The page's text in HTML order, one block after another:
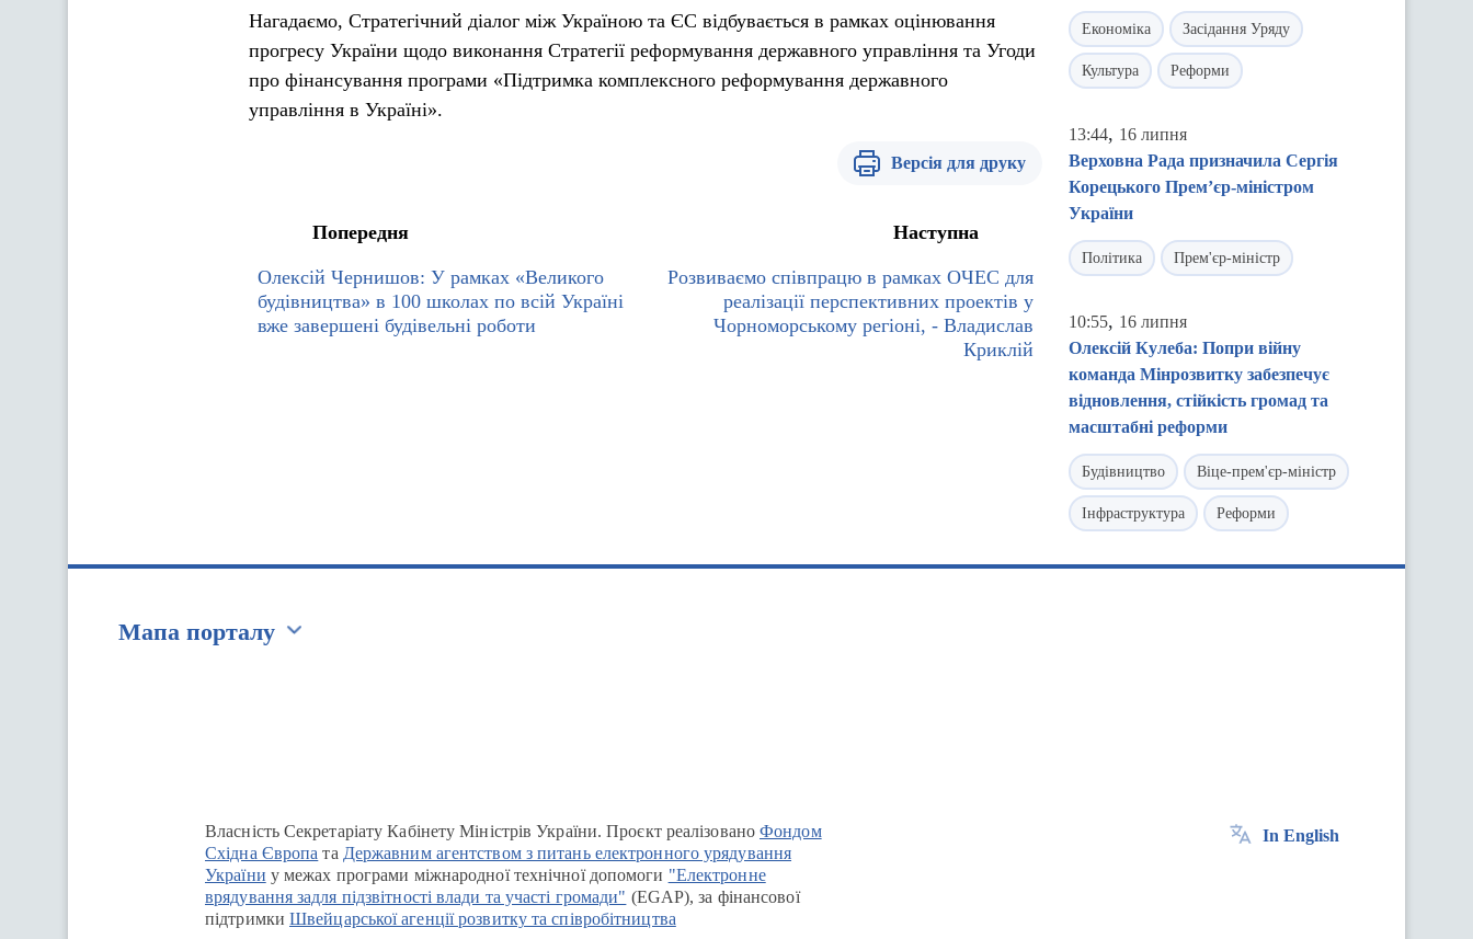
Нагадаємо, Стратегічний діалог між Україною та ЄС відбувається в рамках оцінювання
прогресу України щодо виконання Стратегії реформування державного управління та Угоди
про фінансування програми «Підтримка комплексного реформування державного
управління в Україні».
Версія для друку
Попередня
Олексій Чернишов: У рамках «Великого
будівництва» в 100 школах по всій Україні
вже завершені будівельні роботи
Наступна
Розвиваємо співпрацю в рамках ОЧЕС для
реалізації перспективних проектів у
Чорноморському регіоні, - Владислав
Криклій
Економіка Засідання Уряду
Культура Реформи
13:44, 16 липня
Верховна Рада призначила Сергія
Корецького Прем’єр-міністром
України
Політика Прем'єр-міністр
10:55, 16 липня
Олексій Кулеба: Попри війну
команда Мінрозвитку забезпечує
відновлення, стійкість громад та
масштабні реформи
Будівництво Віце-прем'єр-міністр
Інфраструктура Реформи
Мапа порталу
Власність Секретаріату Кабінету Міністрів України. Проєкт реалізованоФондом
Східна Європа та Державним агентством з питань електронного урядування
України у межах програми міжнародної технічної допомоги "Електронне
врядування задля підзвітності влади та участі громади" (EGAP), за фінансової
підтримки Швейцарської агенції розвитку та співробітництва
In English